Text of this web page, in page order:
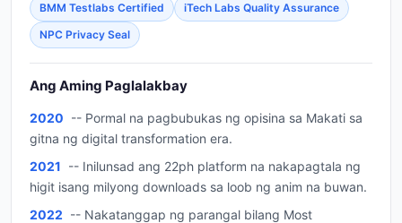
BMM Testlabs Certified
iTech Labs Quality Assurance
NPC Privacy Seal
Ang Aming Paglalakbay
2020 -- Pormal na pagbubukas ng opisina sa Makati sa
gitna ng digital transformation era.
2021 -- Inilunsad ang 22ph platform na nakapagtala ng
higit isang milyong downloads sa loob ng anim na buwan.
2022 -- Nakatanggap ng parangal bilang Most